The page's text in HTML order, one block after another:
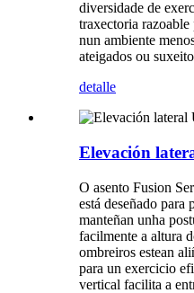
diversidade de
traxectoria razoable
nun ambiente
ateigados ou
detalle
Elevación
O asento Fusion
está deseñado para
manteñan unha
facilmente a altura
ombreiros estean
para un exercicio
vertical facilita a